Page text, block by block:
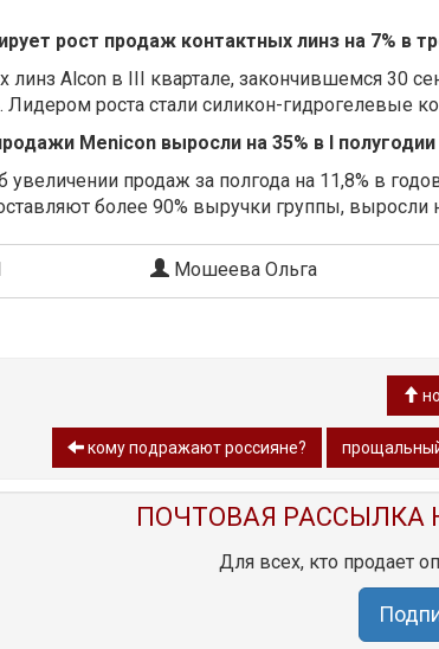
рост продаж контактных линз на 7% в
Alcon в III квартале, закончившемся 30
Лидером роста стали силикон-гидрогелевые
Menicon выросли на 35% в I полугодии
увеличении продаж за полгода на 11,8% в
более 90% выручки группы, выросли
Мошеева Ольга
кому подражают россияне?
ПОЧТОВАЯ РАССЫЛКА
Для всех, кто продает